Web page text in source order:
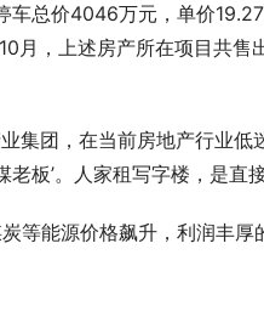
总价4046万元，单价
月，上述房产所在项目共售
集团，在当前房地产行业低
板’。人家租写字楼，是直
等能源价格飙升，利润丰厚